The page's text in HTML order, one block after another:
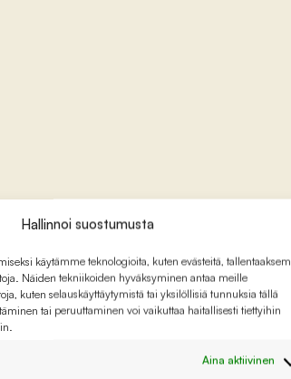
Hallinnoi suostumusta
käytämme teknologioita, kuten evästeitä,
Näiden tekniikoiden hyväksyminen antaa meille
kuten selauskäyttäytymistä tai yksilöllisiä tunnuksia tällä
tai peruuttaminen voi vaikuttaa haitallisesti tiettyihin
Aina aktiivinen